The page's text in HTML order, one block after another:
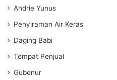
Andrie Yunus
Penyiraman Air Keras
Daging Babi
Tempat Penjual
Gubenur